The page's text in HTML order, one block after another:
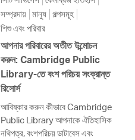
সম্প্রদায় মানুষ গল্পসমূহ
শিশু এবং পরিবার
আপনার পরিবারের অতীত উন্মোচন
করুন: Cambridge Public
Library-তে বংশ পরিচয় সংক্রান্ত
রিসোর্স
আবিষ্কার করুন কীভাবে Cambridge
Public Library আপনাকে ঐতিহাসিক
নথিপত্র, বংশপরিচয় ডাটাবেস এবং